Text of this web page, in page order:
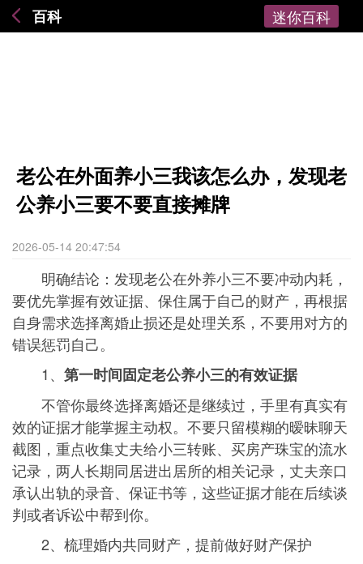
百科 迷你百科
老公在外面养小三我该怎么办，发现老
公养小三要不要直接摊牌
2026-05-14 20:47:54
明确结论：发现老公在外养小三不要冲动内耗，
要优先掌握有效证据、保住属于自己的财产，再根据
自身需求选择离婚止损还是处理关系，不要用对方的
错误惩罚自己。
1、 第一时间固定老公养小三的有效证据
不管你最终选择离婚还是继续过，手里有真实有
效的证据才能掌握主动权。不要只留模糊的暧昧聊天
截图，重点收集丈夫给小三转账、买房产珠宝的流水
记录，两人长期同居进出居所的相关记录，丈夫亲口
承认出轨的录音、保证书等，这些证据才能在后续谈
判或者诉讼中帮到你。
2、梳理婚内共同财产，提前做好财产保护